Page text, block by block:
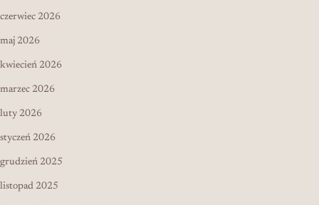
czerwiec 2026
maj 2026
kwiecień 2026
marzec 2026
luty 2026
styczeń 2026
grudzień 2025
listopad 2025